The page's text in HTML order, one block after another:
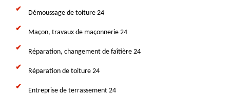
Démoussage de toiture 24
Maçon, travaux de maçonnerie 24
Réparation, changement de faîtière 24
Réparation de toiture 24
Entreprise de terrassement 24